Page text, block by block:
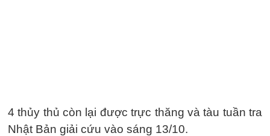
4 thủy thủ còn lại được trực thăng và tàu tuần tra
Nhật Bản giải cứu vào sáng 13/10.